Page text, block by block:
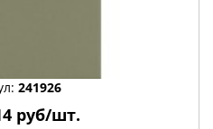
241926
руб/шт.